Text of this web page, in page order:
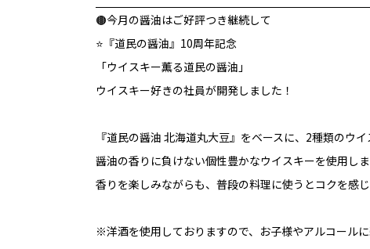
🟤今月の醤油はご好評つき継続して
⭐『道民の醤油』10周年記念
「ウイスキー薫る道民の醤油」
ウイスキー好きの社員が開発しました！
『道民の醤油 北海道丸大豆』をベースに、2種類のウイ
醤油の香りに負けない個性豊かなウイスキーを使用しま
香りを楽しみながらも、普段の料理に使うとコクを感
※洋酒を使用しておりますので、お子様やアルコール